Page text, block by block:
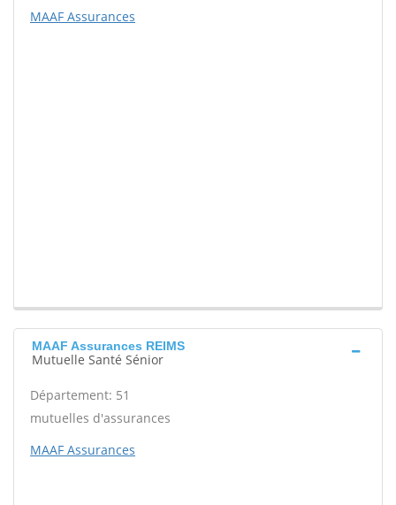
MAAF Assurances
MAAF Assurances REIMS
Mutuelle Santé Sénior
Département: 51
mutuelles d'assurances
MAAF Assurances